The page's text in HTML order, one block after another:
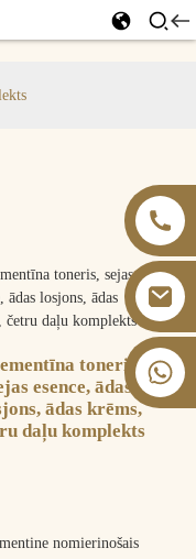
toneris,
esence, ādas
ādas krēms,
daļu komplekts